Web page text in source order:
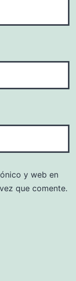
y web en
que comente.